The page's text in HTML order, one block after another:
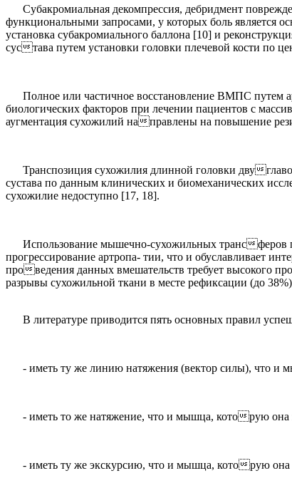
Субакромиальная декомпрессия, дебридмент
функциональными запросами, у которых боль является
установка субакромиального баллона [10] и
сустава путем установки головки плечевой кости по
Полное или частичное восстановление ВМПС путем
биологических факторов при лечении пациентов с
аугментация сухожилий направлены на повышение
Транспозиция сухожилия длинной головки дву
сустава по данным клинических и биомеханических
сухожилие недоступно [17, 18].
Использование мышечно-сухожильных трансферов
прогрессирование артропа- тии, что и обуславливает
проведения данных вмешательств требует высокого
разрывы сухожильной ткани в месте рефиксации (до
В литературе приводится пять основных правил
- иметь ту же линию натяжения (вектор силы), что и
- иметь то же натяжение, что и мышца, которую она
- иметь ту же экскурсию, что и мышца, которую она